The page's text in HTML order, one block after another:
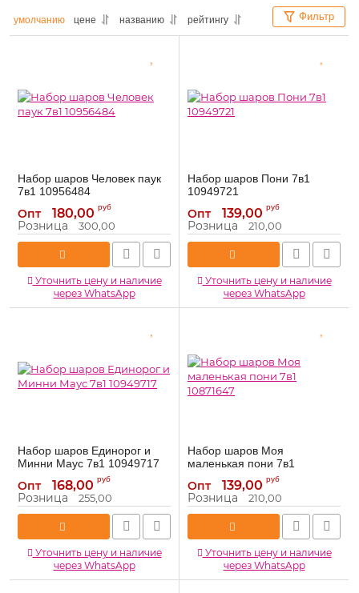
умолчанию цене названию рейтингу Фильтр
Набор шаров Человек паук
7в1 10956484
Артикул: 10956484
Опт 180,00 руб
Розница 300,00
Уточнить цену и наличие
через WhatsApp
Набор шаров Пони 7в1
10949721
Артикул: 10949721
Опт 139,00 руб
Розница 210,00
Уточнить цену и наличие
через WhatsApp
Набор шаров Единорог и
Минни Маус 7в1 10949717
Артикул: 10949717
Опт 168,00 руб
Розница 255,00
Уточнить цену и наличие
через WhatsApp
Набор шаров Моя
маленькая пони 7в1
Артикул: 10871647
Опт 139,00 руб
Розница 210,00
Уточнить цену и наличие
через WhatsApp